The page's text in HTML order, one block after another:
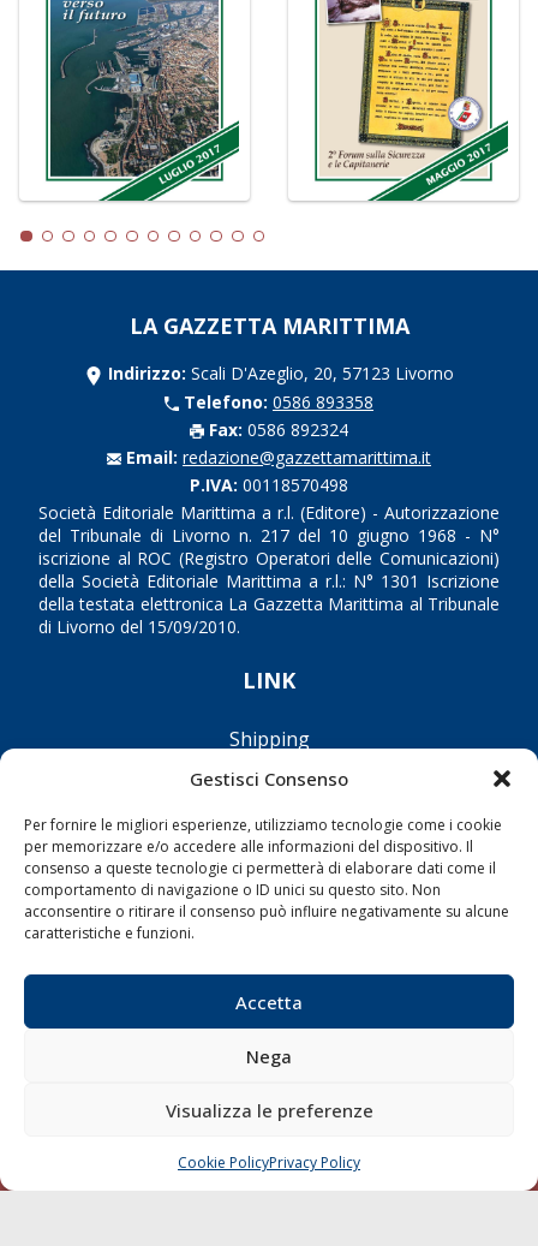
Gestisci Consenso
Per fornire le migliori esperienze, utilizziamo tecnologie come i cookie
per memorizzare e/o accedere alle informazioni del dispositivo. Il
consenso a queste tecnologie ci permetterà di elaborare dati come il
comportamento di navigazione o ID unici su questo sito. Non
acconsentire o ritirare il consenso può influire negativamente su alcune
caratteristiche e funzioni.
Accetta
Nega
Visualizza le preferenze
Cookie PolicyPrivacy Policy
LA GAZZETTA MARITTIMA
Indirizzo: Scali D'Azeglio, 20, 57123 Livorno
Telefono: 0586 893358
Fax: 0586 892324
Email: redazione@gazzettamarittima.it
P.IVA: 00118570498
Società Editoriale Marittima a r.l. (Editore) - Autorizzazione
del Tribunale di Livorno n. 217 del 10 giugno 1968 - N°
iscrizione al ROC (Registro Operatori delle Comunicazioni)
della Società Editoriale Marittima a r.l.: N° 1301 Iscrizione
della testata elettronica La Gazzetta Marittima al Tribunale
di Livorno del 15/09/2010.
LINK
Shipping
Porti/Interporti
Varie
Sostenibilità
Compagnie di Navigazione
Diporto
Chi siamo
Contatti
SEGUI
CHIAMA SCRIVI